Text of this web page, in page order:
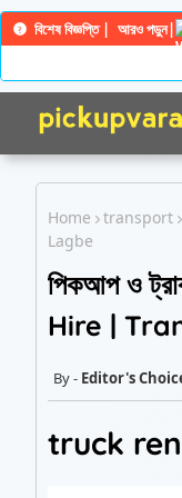
বিশেষ বিজ্ঞপ্তি | আরও পড়ুন|
Home
transport
Lagbe
পিকআপ ও
Hire |
Editor's
truck